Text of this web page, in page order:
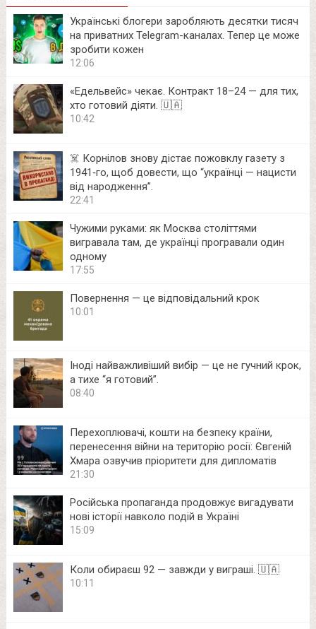
Українські блогери заробляють десятки тисяч
на приватних Telegram-каналах. Тепер це може
зробити кожен
12:06
«Едельвейс» чекає. Контракт 18–24 — для тих,
хто готовий діяти. 🇺🇦
10:42
☠️ Корнілов знову дістає пожовклу газету з
1941‑го, щоб довести, що “українці — нацисти
від народження”.
22:41
Чужими руками: як Москва століттями
вигравала там, де українці програвали один
одному
17:55
Повернення — це відповідальний крок
10:01
Іноді найважливіший вибір — це не гучний крок,
а тихе “я готовий”.
08:40
Перехоплювачі, кошти на безпеку країни,
перенесення війни на територію росії: Євгеній
Хмара озвучив пріоритети для дипломатів
21:30
Російська пропаганда продовжує вигадувати
нові історії навколо подій в Україні
15:09
Коли обираєш 92 — завжди у виграші. 🇺🇦
10:11